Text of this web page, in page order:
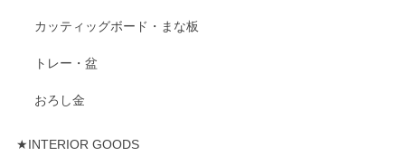
カッティッグボード・まな板
トレー・盆
おろし金
★INTERIOR GOODS